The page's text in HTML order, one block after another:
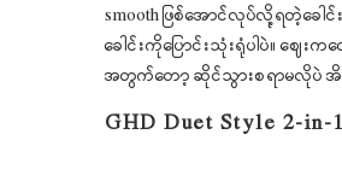
smooth ဖြစ်အောင်လုပ်လို့ရတဲ့ခေါ
ခေါင်းကိုပြောင်းသုံးရုံပါပဲ။ ဈ
အတွက်တော့ ဆိုင်သွားစရာမလိုပဲ အိ
GHD Duet Style 2-